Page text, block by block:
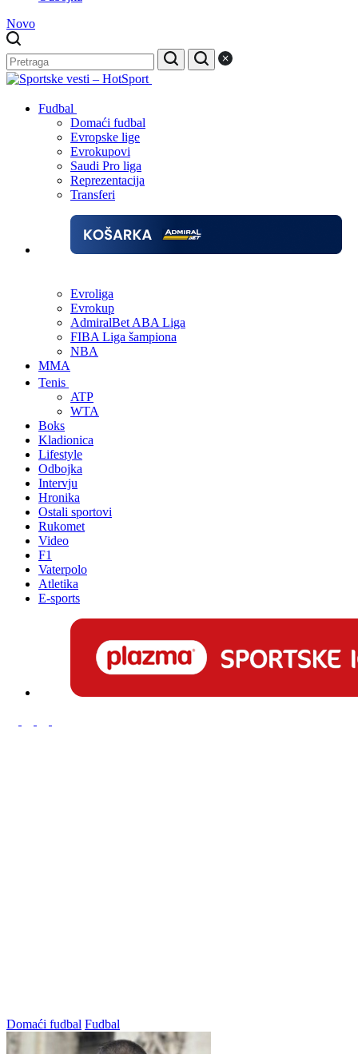
Novo
Fudbal
Domaći fudbal
Evropske lige
Evrokupovi
Saudi Pro liga
Reprezentacija
Transferi
Evroliga
Evrokup
AdmiralBet ABA Liga
FIBA Liga šampiona
NBA
MMA
Tenis
ATP
WTA
Boks
Kladionica
Lifestyle
Odbojka
Intervju
Hronika
Ostali sportovi
Rukomet
Video
F1
Vaterpolo
Atletika
E-sports
Domaći fudbal Fudbal